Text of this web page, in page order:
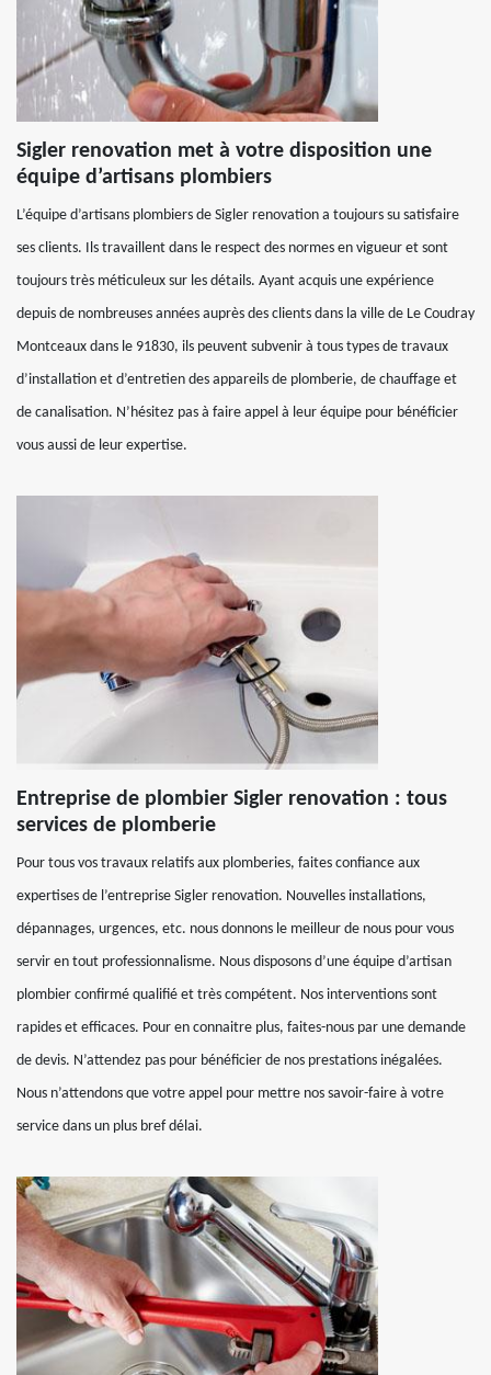
Sigler renovation met à votre disposition une
équipe d’artisans plombiers
L’équipe d’artisans plombiers de Sigler renovation a toujours su satisfaire
ses clients. Ils travaillent dans le respect des normes en vigueur et sont
toujours très méticuleux sur les détails. Ayant acquis une expérience
depuis de nombreuses années auprès des clients dans la ville de Le Coudray
Montceaux dans le 91830, ils peuvent subvenir à tous types de travaux
d’installation et d’entretien des appareils de plomberie, de chauffage et
de canalisation. N’hésitez pas à faire appel à leur équipe pour bénéficier
vous aussi de leur expertise.
Entreprise de plombier Sigler renovation : tous
services de plomberie
Pour tous vos travaux relatifs aux plomberies, faites confiance aux
expertises de l’entreprise Sigler renovation. Nouvelles installations,
dépannages, urgences, etc. nous donnons le meilleur de nous pour vous
servir en tout professionnalisme. Nous disposons d’une équipe d’artisan
plombier confirmé qualifié et très compétent. Nos interventions sont
rapides et efficaces. Pour en connaitre plus, faites-nous par une demande
de devis. N’attendez pas pour bénéficier de nos prestations inégalées.
Nous n’attendons que votre appel pour mettre nos savoir-faire à votre
service dans un plus bref délai.